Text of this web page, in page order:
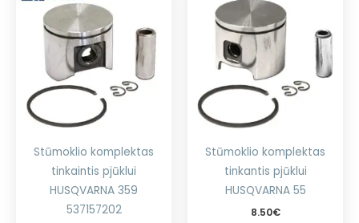
Stūmoklio komplektas
tinkaintis pjūklui
HUSQVARNA 359
537157202
Stūmoklio komplektas
tinkantis pjūklui
HUSQVARNA 55
8.50€